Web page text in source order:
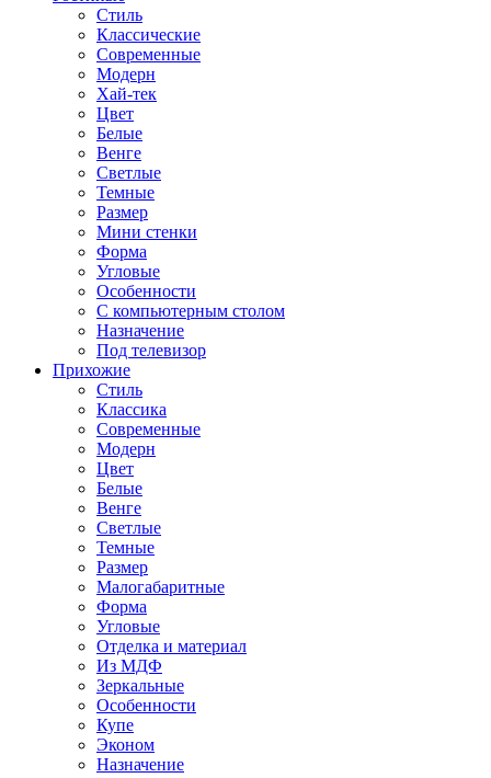
Стиль
Классические
Современные
Модерн
Хай-тек
Цвет
Белые
Венге
Светлые
Темные
Размер
Мини стенки
Форма
Угловые
Особенности
С компьютерным столом
Назначение
Под телевизор
Прихожие
Стиль
Классика
Современные
Модерн
Цвет
Белые
Венге
Светлые
Темные
Размер
Малогабаритные
Форма
Угловые
Отделка и материал
Из МДФ
Зеркальные
Особенности
Купе
Эконом
Назначение